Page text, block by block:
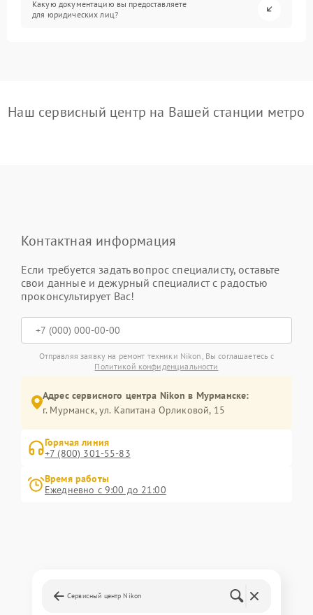
Какую документацию вы предоставляете
для юридических лиц?
Наш сервисный центр на Вашей станции метро
Контактная информация
Если требуется задать вопрос специалисту, оставьте
свои данные и дежурный специалист с радостью
проконсультирует Вас!
Отправляя заявку на ремонт техники Nikon, Вы соглашаетесь с
Политикой конфиденциальности
Адрес сервисного центра Nikon в Мурманске:
г. Мурманск, ул. Капитана Орликовой, 15
Горячая линия
+7 (800) 301-55-83
Время работы
Ежедневно с 9:00 до 21:00
Сервисный центр Nikon